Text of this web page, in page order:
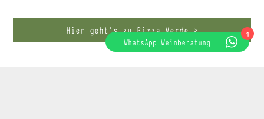
Hier geht’s zu Pizza Verde > 1
WhatsApp Weinberatung